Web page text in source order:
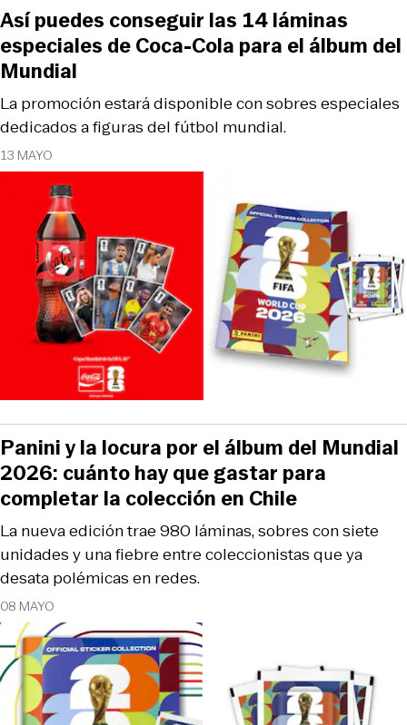
13 MAYO
La promoción estará disponible con sobres especiales
dedicados a figuras del fútbol mundial.
Así puedes conseguir las 14 láminas
especiales de Coca-Cola para el álbum del
Mundial
08 MAYO
La nueva edición trae 980 láminas, sobres con siete
unidades y una fiebre entre coleccionistas que ya
desata polémicas en redes.
Panini y la locura por el álbum del Mundial
2026: cuánto hay que gastar para
completar la colección en Chile